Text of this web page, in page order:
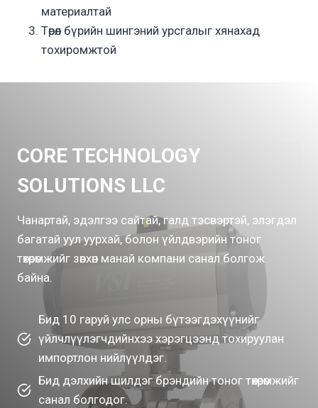
материалтай
Төрөл бүрийн шингэний урсгалыг хянахад
тохиромжтой
CORE TECHNOLOGY
SOLUTIONS LLC
Чанартай, эдэлгээ сайтай, галд тэсвэртэй, элэгдэл
багатай уул уурхай, болон үйлдвэрийн тоног
төхөөрөмжийг зөвхөн манай компани санал болгож
байна.
Бид 10 гаруй улс орны бүтээгдэхүүнийг
үйлчлүүлэгчдийнхээ хэрэгцээнд тохируулан
импортлон нийлүүлдэг.
Бид дэлхийн шилдэг брэндийн тоног төхөөрөмжийг
санал болгодог.